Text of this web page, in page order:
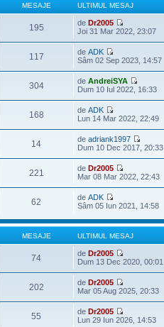
MESAJE ULTIMUL MESAJ
195 deDr2005
Joi 31 Mar 2022, 23:07
117 deADK
Sâm 02 Sep 2023, 14:57
304 deAndreiSYA
Dum 10 Iul 2022, 16:33
168 deADK
Lun 14 Mar 2022, 22:49
14 deadriank1997
Dum 10 Dec 2017, 20:33
221 deDr2005
Mar 08 Mar 2022, 22:43
62 deADK
Sâm 05 Iun 2021, 14:58
MESAJE ULTIMUL MESAJ
74 deDr2005
Dum 13 Dec 2020, 00:01
202 deDr2005
Mar 05 Aug 2025, 20:33
55 deDr2005
Lun 29 Iun 2026, 14:53